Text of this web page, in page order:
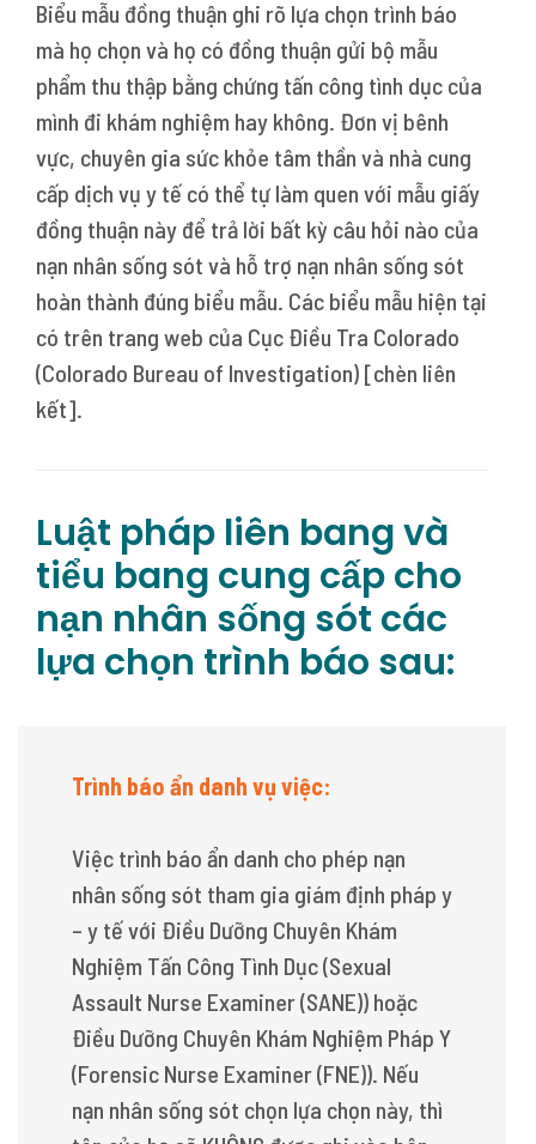
Biểu mẫu đồng thuận ghi rõ lựa chọn trình báo
mà họ chọn và họ có đồng thuận gửi bộ mẫu
phẩm thu thập bằng chứng tấn công tình dục của
mình đi khám nghiệm hay không. Đơn vị bênh
vực, chuyên gia sức khỏe tâm thần và nhà cung
cấp dịch vụ y tế có thể tự làm quen với mẫu giấy
đồng thuận này để trả lời bất kỳ câu hỏi nào của
nạn nhân sống sót và hỗ trợ nạn nhân sống sót
hoàn thành đúng biểu mẫu. Các biểu mẫu hiện tại
có trên trang web của Cục Điều Tra Colorado
(Colorado Bureau of Investigation) [chèn liên
kết].
Luật pháp liên bang và
tiểu bang cung cấp cho
nạn nhân sống sót các
lựa chọn trình báo sau:
Trình báo ẩn danh vụ việc:
Việc trình báo ẩn danh cho phép nạn
nhân sống sót tham gia giám định pháp y
– y tế với Điều Dưỡng Chuyên Khám
Nghiệm Tấn Công Tình Dục (Sexual
Assault Nurse Examiner (SANE)) hoặc
Điều Dưỡng Chuyên Khám Nghiệm Pháp Y
(Forensic Nurse Examiner (FNE)). Nếu
nạn nhân sống sót chọn lựa chọn này, thì